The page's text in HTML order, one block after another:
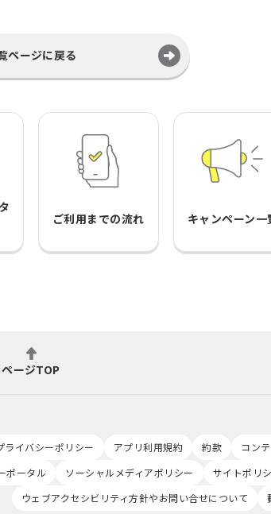
ページに戻る
ご利用までの流れ キャンペーン一
ページTOP
ライバシーポリシー アプリ利用規約 約款 コン
ポータル
ソーシャルメディアポリシー サイトポリ
ウェブアクセシビリティ方針やお問い合せについて